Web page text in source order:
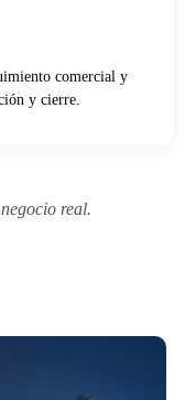
comercial y
y cierre.
real.